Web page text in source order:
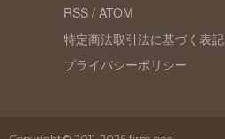
RSS / ATOM
特定商法取引法に基づく表記
プライバシーポリシー